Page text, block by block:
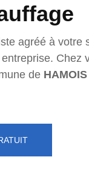
agréé à votre
Chez
de HAMOIS